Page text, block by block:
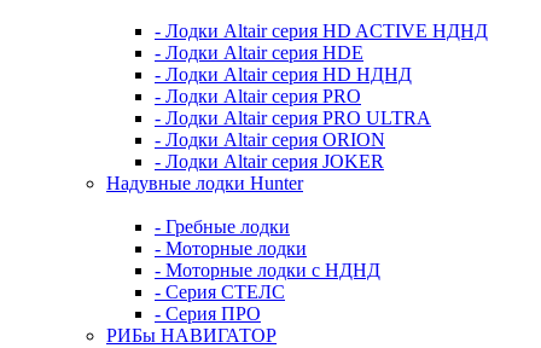
- Лодки Altair серия HD ACTIVE НДНД
- Лодки Altair серия HDE
- Лодки Altair серия HD НДНД
- Лодки Altair серия PRO
- Лодки Altair серия PRO ULTRA
- Лодки Altair серия ORION
- Лодки Altair серия JOKER
Надувные лодки Hunter
- Гребные лодки
- Моторные лодки
- Моторные лодки с НДНД
- Серия СТЕЛС
- Серия ПРО
РИБы НАВИГАТОР